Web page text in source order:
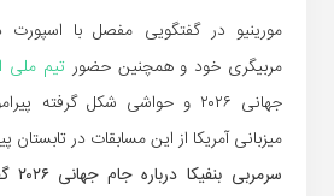
مورینیو در گفتگویی مفصل با اسپورت
مربیگری خود و همچنین حضور تیم ملی
جهانی ۲۰۲۶ و حواشی شکل گرفته
میزبانی آمریکا از این مسابقات در